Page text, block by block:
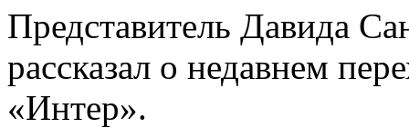
Представитель Давида
рассказал о недавнем
«Интер».